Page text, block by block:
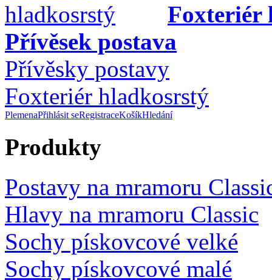
Foxteriér
Přívěsek postava
Přívěsky postavy
Foxteriér hladkosrstý
PlemenaPřihlásit seRegistraceKošíkHledání
Produkty
Postavy na mramoru
Hlavy na mramoru Classic
Sochy pískovcové velké
Sochy pískovcové malé